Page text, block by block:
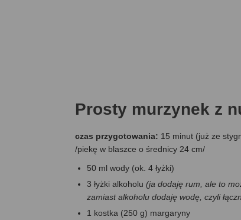
Prosty murzynek z
czas przygotowania: 15 minut (już ze
/piekę w blaszce o średnicy 24 cm/
50 ml wody (ok. 4 łyżki)
3 łyżki alkoholu (ja dodaję rum, ale to
zamiast alkoholu dodaję wodę, czyli
1 kostka (250 g) margaryny